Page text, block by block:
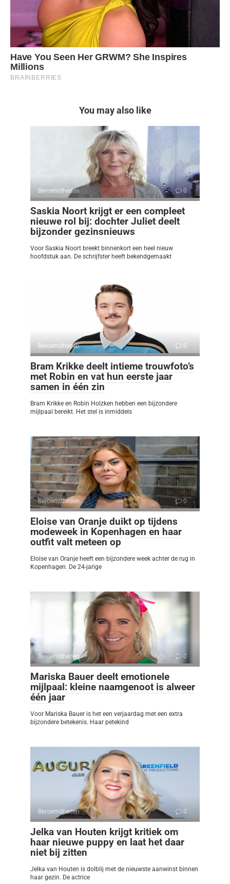
You may also like
Beroemdheden 0
Saskia Noort krijgt er een compleet
nieuwe rol bij: dochter Juliet deelt
bijzonder gezinsnieuws
Voor Saskia Noort breekt binnenkort een heel nieuw
hoofdstuk aan. De schrijfster heeft bekendgemaakt
Beroemdheden 0
Bram Krikke deelt intieme trouwfoto’s
met Robin en vat hun eerste jaar
samen in één zin
Bram Krikke en Robin Holzken hebben een bijzondere
mijlpaal bereikt. Het stel is inmiddels
Beroemdheden 0
Eloise van Oranje duikt op tijdens
modeweek in Kopenhagen en haar
outfit valt meteen op
Eloise van Oranje heeft een bijzondere week achter de rug in
Kopenhagen. De 24-jarige
Beroemdheden 0
Mariska Bauer deelt emotionele
mijlpaal: kleine naamgenoot is alweer
één jaar
Voor Mariska Bauer is het een verjaardag met een extra
bijzondere betekenis. Haar petekind
Beroemdheden 0
Jelka van Houten krijgt kritiek om
haar nieuwe puppy en laat het daar
niet bij zitten
Jelka van Houten is dolblij met de nieuwste aanwinst binnen
haar gezin. De actrice